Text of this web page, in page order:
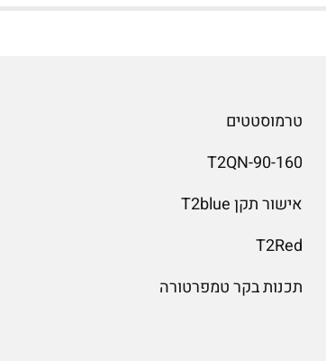
טרמוסטטים
T2QN-90-160
אישור תקן T2blue
T2Red
תכנות בקר טמפרטורה